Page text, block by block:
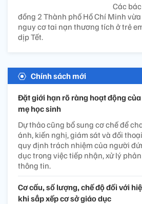
Các
đồng 2 Thành phố Hồ Chí Minh
nguy cơ tai nạn thương tích ở trẻ
dịp Tết.
Chính sách mới
Đặt giới hạn rõ ràng hoạt động
mẹ học sinh
Dự thảo cũng bổ sung cơ chế để
ánh, kiến nghị, giám sát và đối
quy định trách nhiệm của người
dục trong việc tiếp nhận, xử lý
thông tin.
Cơ cấu, số lượng, chế độ đối với
khi sắp xếp cơ sở giáo dục